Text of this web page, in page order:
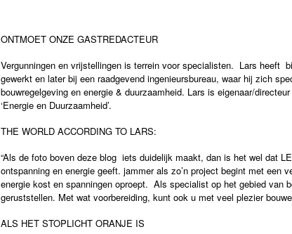
ONTMOET ONZE GASTREDACTEUR
Vergunningen en vrijstellingen is terrein voor specialisten. Lars heeft
gewerkt en later bij een raadgevend ingenieursbureau, waar hij zich
bouwregelgeving en energie & duurzaamheid. Lars is eigenaar/
‘Energie en Duurzaamheid’.
THE WORLD ACCORDING TO LARS:
“Als de foto boven deze blog iets duidelijk maakt, dan is het wel dat
ontspanning en energie geeft. jammer als zo’n project begint met een
energie kost en spanningen oproept. Als specialist op het gebied van
geruststellen. Met wat voorbereiding, kunt ook u met veel plezier
ALS HET STOPLICHT ORANJE IS